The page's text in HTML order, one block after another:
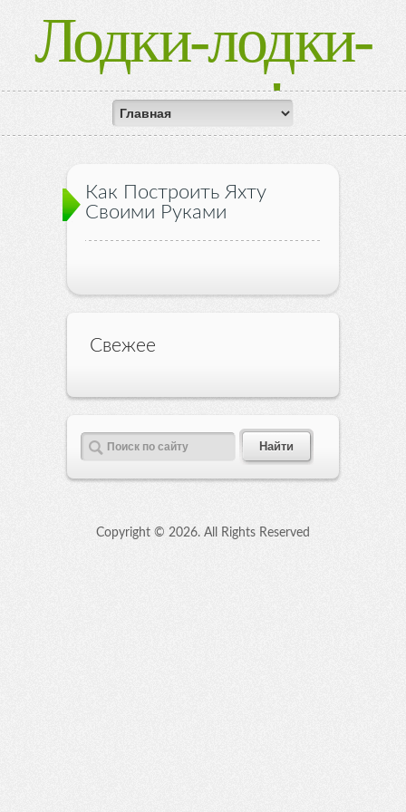
Лодки-лодки-
лодки!
Как Построить Яхту
Своими Руками
Свежее
Copyright © 2026. All Rights Reserved